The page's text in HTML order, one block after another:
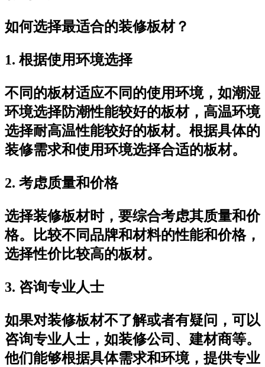
如何选择最适合的装修板材？
1. 根据使用环境选择
不同的板材适应不同的使用环境，如潮湿
环境选择防潮性能较好的板材，高温环境
选择耐高温性能较好的板材。根据具体的
装修需求和使用环境选择合适的板材。
2. 考虑质量和价格
选择装修板材时，要综合考虑其质量和价
格。比较不同品牌和材料的性能和价格，
选择性价比较高的板材。
3. 咨询专业人士
如果对装修板材不了解或者有疑问，可以
咨询专业人士，如装修公司、建材商等。
他们能够根据具体需求和环境，提供专业